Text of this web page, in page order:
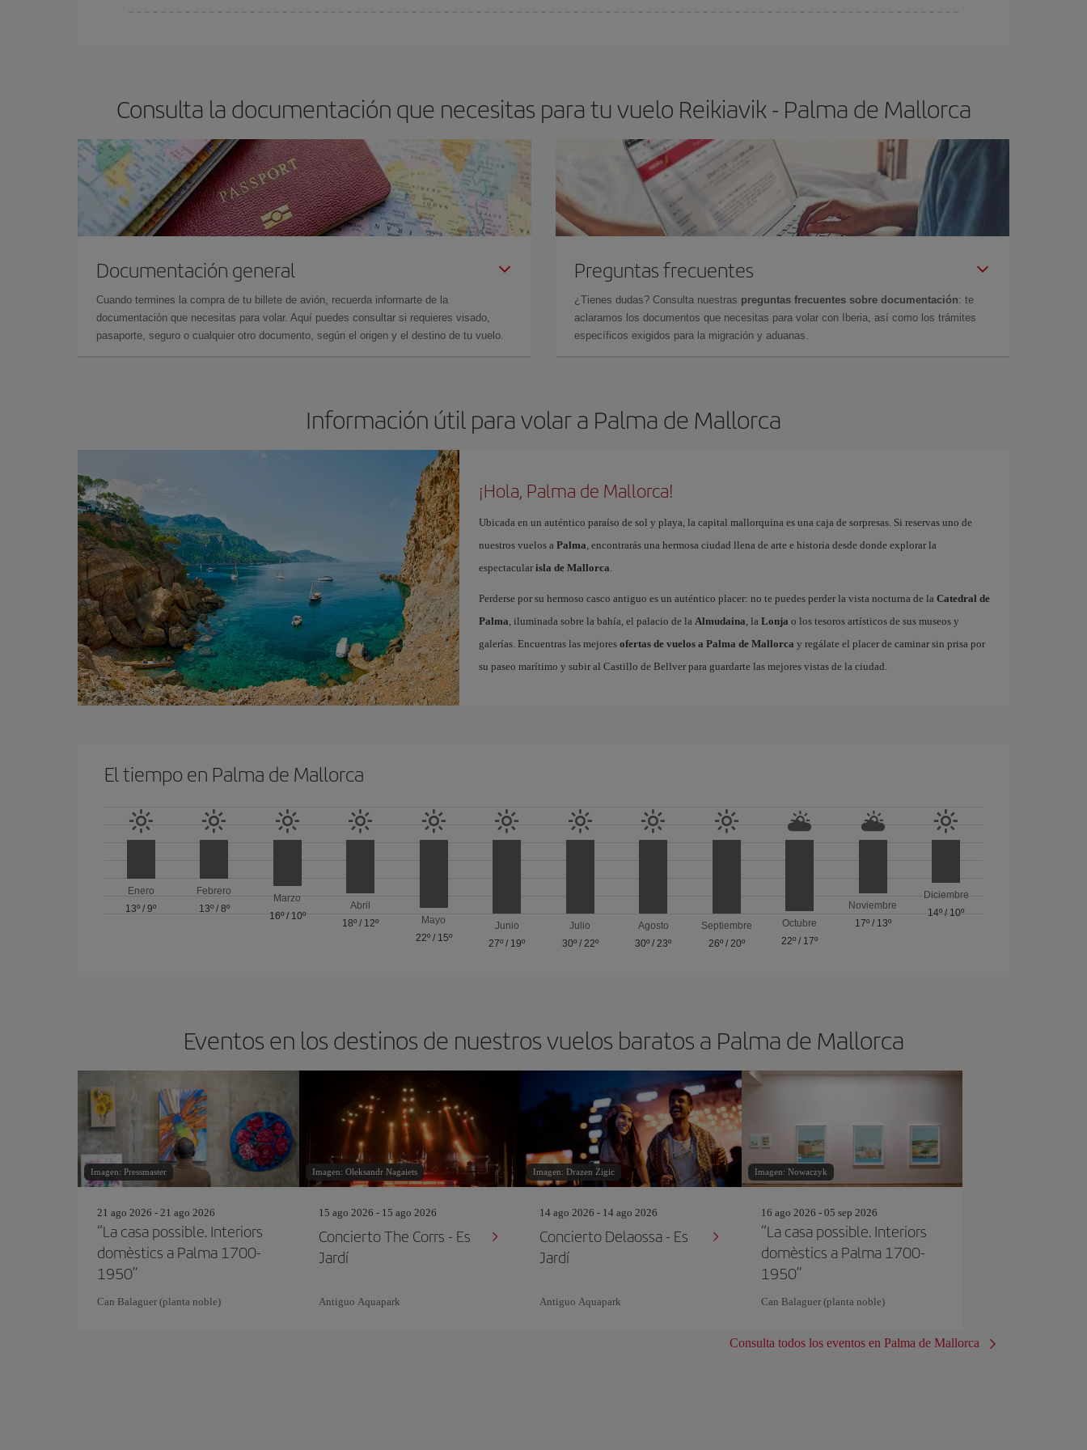
Consulta la documentación que necesitas para tu vuelo Reikiavik - Palma de Mallorca
Documentación general
Cuando termines la compra de tu billete de avión, recuerda informarte de la
documentación que necesitas para volar. Aquí puedes consultar si requieres visado,
pasaporte, seguro o cualquier otro documento, según el origen y el destino de tu vuelo.
Preguntas frecuentes
¿Tienes dudas? Consulta nuestras preguntas frecuentes sobre documentación: te
aclaramos los documentos que necesitas para volar con Iberia, así como los trámites
específicos exigidos para la migración y aduanas.
Información útil para volar a Palma de Mallorca
¡Hola, Palma de Mallorca!
Ubicada en un auténtico paraíso de sol y playa, la capital mallorquina es una caja de sorpresas. Si reservas uno de
nuestros vuelos a Palma, encontrarás una hermosa ciudad llena de arte e historia desde donde explorar la
espectacular isla de Mallorca.
Perderse por su hermoso casco antiguo es un auténtico placer: no te puedes perder la vista nocturna de la Catedral de
Palma, iluminada sobre la bahía, el palacio de la Almudaina, la Lonja o los tesoros artísticos de sus museos y
galerías. Encuentras las mejores ofertas de vuelos a Palma de Mallorca y regálate el placer de caminar sin prisa por
su paseo marítimo y subir al Castillo de Bellver para guardarte las mejores vistas de la ciudad.
El tiempo en Palma de Mallorca
Enero
13º /9º
Febrero
13º/ 8º
Marzo
16º/ 10º
Abril
18º / 12º
Mayo
22º/ 15º
Junio
27º / 19º
Julio
30º/ 22º
Agosto
30º /23º
Septiembre
26º/ 20º
Octubre
22º / 17º
Noviembre
17º/ 13º
Diciembre
14º / 10º
Eventos en los destinos de nuestros vuelos baratos a Palma de Mallorca
Imagen: Pressmaster
21 ago 2026 - 21 ago 2026
“La casa possible. Interiors
domèstics a Palma 1700-
1950”
Can Balaguer (planta noble)
Imagen: Oleksandr Nagaiets
15 ago 2026 - 15 ago 2026
Concierto The Corrs - Es
Jardí
Antiguo Aquapark
Imagen: Drazen Zigic
14 ago 2026 - 14 ago 2026
Concierto Delaossa - Es
Jardí
Antiguo Aquapark
Imagen: Nowaczyk
16 ago 2026 - 05 sep 2026
“La casa possible. Interiors
domèstics a Palma 1700-
1950”
Can Balaguer (planta noble)
Consulta todos los eventos en Palma de Mallorca